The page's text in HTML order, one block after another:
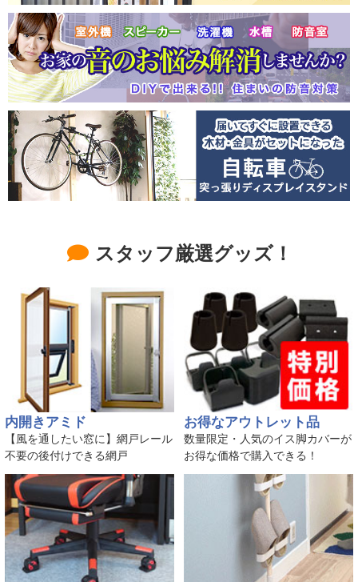
スタッフ厳選グッズ！
内開きアミド
【風を通したい窓に】網戸レール
不要の後付けできる網戸
お得なアウトレット品
数量限定・人気のイス脚カバーが
お得な価格で購入できる！